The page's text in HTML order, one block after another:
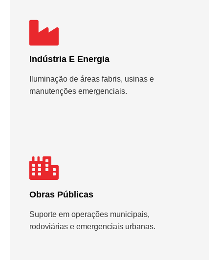
Indústria E Energia
Iluminação de áreas fabris, usinas e
manutenções emergenciais.
Obras Públicas
Suporte em operações municipais,
rodoviárias e emergenciais urbanas.